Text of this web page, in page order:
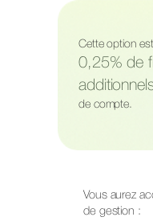
Cette option
0,25% de
de compte.
Vous aurez
de gestion :